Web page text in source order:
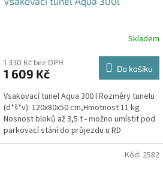
Skladem
1 330 Kč bez DPH
1 609 Kč Do košíku
Vsakovací tunel Aqua 300 l Rozměry tunelu
(d*š*v): 120x80x50 cm,Hmotnost 11 kg
Nosnost bloků až 3,5 t - možno umístit pod
parkovací stání do průjezdu u RD
Kód: 2582